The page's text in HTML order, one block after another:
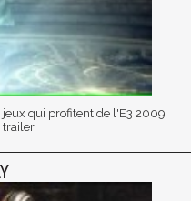
qui profitent de l'E3 2009